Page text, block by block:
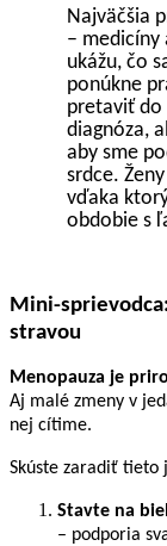
Najväčšia
– medicíny
ukážu, čo
ponúkne
pretaviť do
diagnóza,
aby sme
srdce.
vďaka
obdobie s
Mini-
stravou
Menopauza je
Aj malé zmeny v
nej cítime.
Skúste zaradiť tieto
Stavte na
– podporia